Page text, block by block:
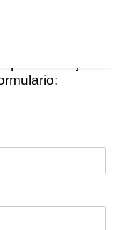
puedes dejar tu